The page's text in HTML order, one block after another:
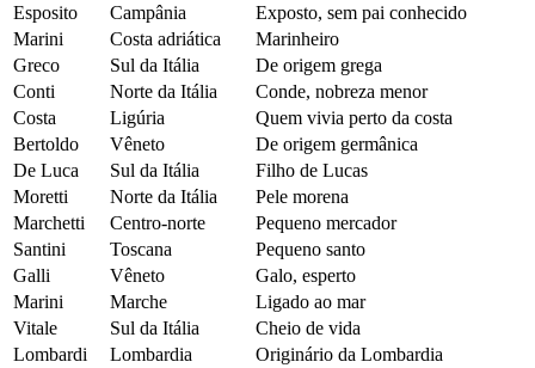
Esposito
Campânia
Exposto, sem pai conhecido
Marini
Costa adriática
Marinheiro
Greco
Sul da Itália
De origem grega
Conti
Norte da Itália
Conde, nobreza menor
Costa
Ligúria
Quem vivia perto da costa
Bertoldo
Vêneto
De origem germânica
De Luca
Sul da Itália
Filho de Lucas
Moretti
Norte da Itália
Pele morena
Marchetti
Centro-norte
Pequeno mercador
Santini
Toscana
Pequeno santo
Galli
Vêneto
Galo, esperto
Marini
Marche
Ligado ao mar
Vitale
Sul da Itália
Cheio de vida
Lombardi
Lombardia
Originário da Lombardia